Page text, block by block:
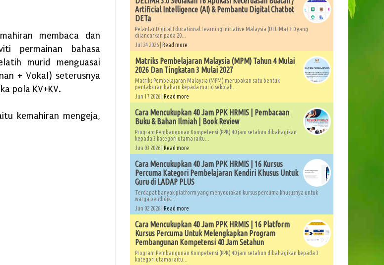
membaca dan
permainan bahasa
murid menguasai
+ Vokal) seterusnya
pola KV+KV.
kemahiran mengeja,
Artificial Intelligence (AI) & Pembantu Digital Chatbot
DETa
Pelantar Digital Educational Learning Initiative Malaysia (DELIMa) 3.0 yang
dilancarkan pada 20...
Jul 24 2026 | Read more
Matriks Pembelajaran Malaysia (MPM) Tahun 4 Mulai
2026 Dan Tingkatan 3 Mulai 2027
Matriks Pembelajaran Malaysia (MPM) merupakan satu bentuk
pentaksiran baharu kepada murid sekolah...
Jun 17 2026 | Read more
Cara Mencukupkan 40 Jam PPK HRMIS | Pembacaan
Buku & Bahan Ilmiah | Book Review
Program Pembangunan Kompetensi (PPK) 40 jam setahun dibahagikan
kepada 3 kategori utama iaitu...
Jun 03 2026 | Read more
Cara Mencukupkan 40 Jam PPK HRMIS | 16 Kursus
Percuma Kategori Pembelajaran Kendiri Khusus Untuk
Guru di LADAP PLUS
Terdapat banyak platform yang menyediakan kursus percuma khususnya untuk
warga pendidik...
Jun 02 2026 | Read more
Cara Mencukupkan 40 Jam PPK HRMIS | 16 Platform
Kursus Percuma Untuk Melengkapkan Program
Pembangunan Kompetensi 40 Jam Setahun
Program Pembangunan Kompetensi (PPK) 40 jam setahun dibahagikan kepada 3
kategori utama iaitu...